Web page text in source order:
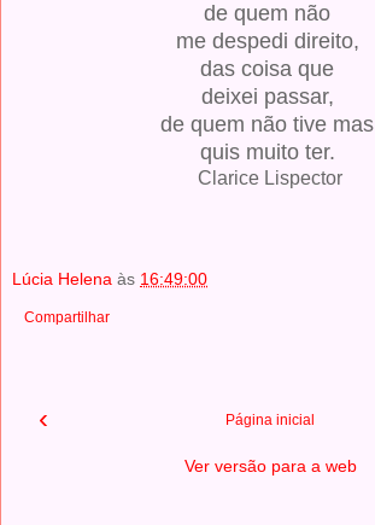
de quem não
me despedi direito,
das coisa que
deixei passar,
de quem não tive mas
quis muito ter.
Clarice Lispector
Lúcia Helena às 16:49:00
Compartilhar
‹ Página inicial
Ver versão para a web